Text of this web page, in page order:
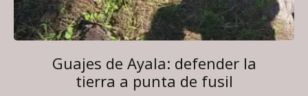
Guajes de Ayala: defender la
tierra a punta de fusil